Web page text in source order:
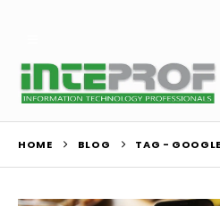
HOME BLOG TAG -